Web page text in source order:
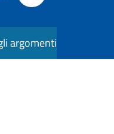
argomenti